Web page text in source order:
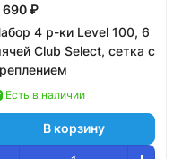
690 ₽
4 р-ки Level 100, 6
Club Select, сетка с
Есть в наличии
В корзину